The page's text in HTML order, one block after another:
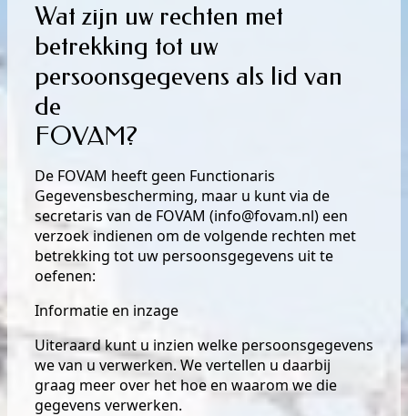
Wat zijn uw rechten met
betrekking tot uw
persoonsgegevens als lid van
de
FOVAM?
De FOVAM heeft geen Functionaris
Gegevensbescherming, maar u kunt via de
secretaris van de FOVAM (info@fovam.nl)een
verzoek indienen om de volgende rechten met
betrekking tot uw persoonsgegevens uit te
oefenen:
Informatie en inzage
Uiteraard kunt u inzien welke persoonsgegevens
we van u verwerken. We vertellen u daarbij
graag meer over het hoe en waarom we die
gegevens verwerken.